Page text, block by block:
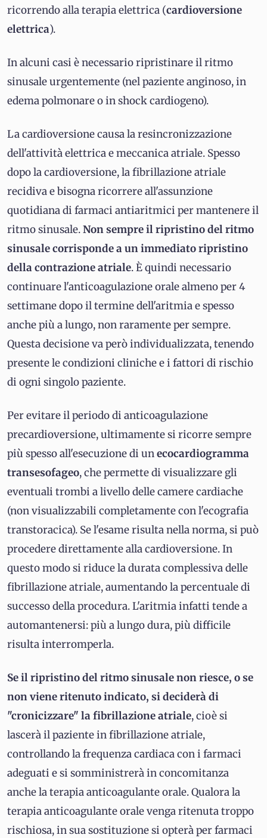
ricorrendo alla terapia elettrica (cardioversione
elettrica).
In alcuni casi è necessario ripristinare il ritmo
sinusale urgentemente (nel paziente anginoso, in
edema polmonare o in shock cardiogeno).
La cardioversione causa la resincronizzazione
dell'attività elettrica e meccanica atriale. Spesso
dopo la cardioversione, la fibrillazione atriale
recidiva e bisogna ricorrere all'assunzione
quotidiana di farmaci antiaritmici per mantenere il
ritmo sinusale.Non sempre il ripristino del ritmo
sinusale corrisponde a un immediato ripristino
della contrazione atriale. È quindi necessario
continuare l'anticoagulazione orale almeno per 4
settimane dopo il termine dell'aritmia e spesso
anche più a lungo, non raramente per sempre.
Questa decisione va però individualizzata, tenendo
presente le condizioni cliniche e i fattori di rischio
di ogni singolo paziente.
Per evitare il periodo di anticoagulazione
precardioversione, ultimamente si ricorre sempre
più spesso all'esecuzione di unecocardiogramma
transesofageo, che permette di visualizzare gli
eventuali trombi a livello delle camere cardiache
(non visualizzabili completamente con l'ecografia
transtoracica). Se l'esame risulta nella norma, si può
procedere direttamente alla cardioversione. In
questo modo si riduce la durata complessiva delle
fibrillazione atriale, aumentando la percentuale di
successo della procedura. L'aritmia infatti tende a
automantenersi: più a lungo dura, più difficile
risulta interromperla.
Se il ripristino del ritmo sinusale non riesce, o se
non viene ritenuto indicato, si deciderà di
"cronicizzare" la fibrillazione atriale, cioè si
lascerà il paziente in fibrillazione atriale,
controllando la frequenza cardiaca con i farmaci
adeguati e si somministrerà in concomitanza
anche la terapia anticoagulante orale. Qualora la
terapia anticoagulante orale venga ritenuta troppo
rischiosa, in sua sostituzione si opterà per farmaci